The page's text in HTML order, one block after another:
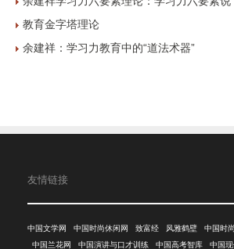
教育金字塔理论
余建祥：学习力教育中的“道法术器”
友情链接
中国文学网 中国时尚休闲网 致富经 风雅鹤壁 中国时
中国兰花网
中国演讲与口才训练 中国高考智库 中国